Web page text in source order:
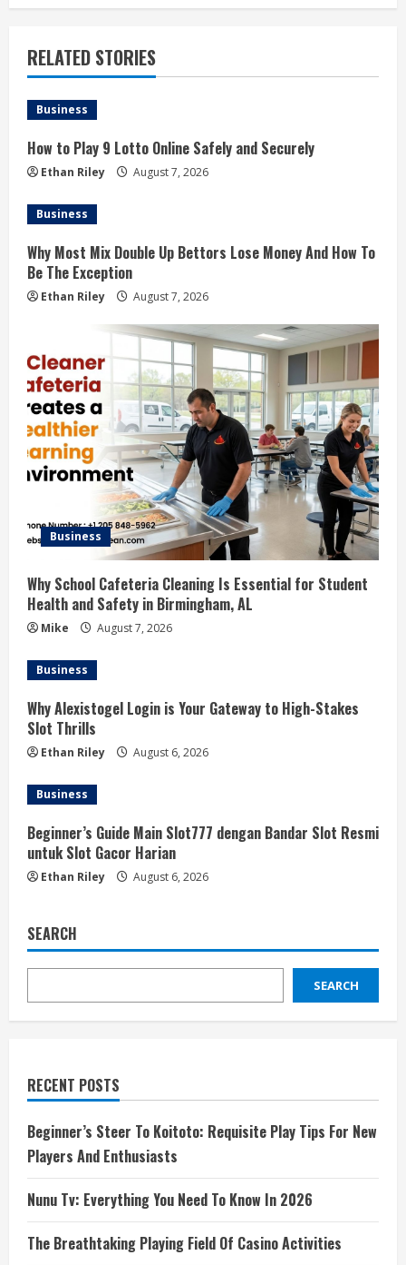
RELATED STORIES
Business
How to Play 9 Lotto Online Safely and Securely
Ethan Riley August 7, 2026
Business
Why Most Mix Double Up Bettors Lose Money And How To
Be The Exception
Ethan Riley August 7, 2026
Business
Why School Cafeteria Cleaning Is Essential for Student
Health and Safety in Birmingham, AL
Mike August 7, 2026
Business
Why Alexistogel Login is Your Gateway to High-Stakes
Slot Thrills
Ethan Riley August 6, 2026
Business
Beginner’s Guide Main Slot777 dengan Bandar Slot Resmi
untuk Slot Gacor Harian
Ethan Riley August 6, 2026
SEARCH
SEARCH
RECENT POSTS
Beginner’s Steer To Koitoto: Requisite Play Tips For New
Players And Enthusiasts
Nunu Tv: Everything You Need To Know In 2026
The Breathtaking Playing Field Of Casino Activities